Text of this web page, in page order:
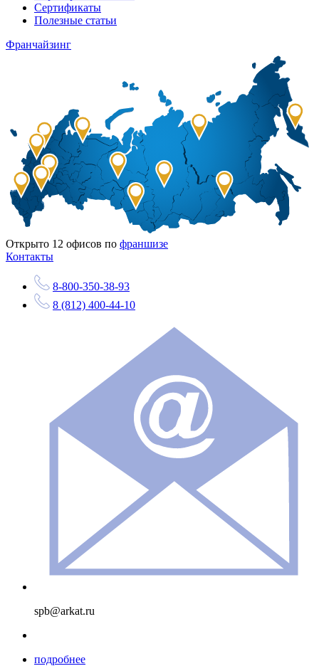
Сертификаты
Полезные статьи
Франчайзинг
Открыто 12 офисов по франшизе
Контакты
8-800-350-38-93
8 (812) 400-44-10
spb@arkat.ru
подробнее